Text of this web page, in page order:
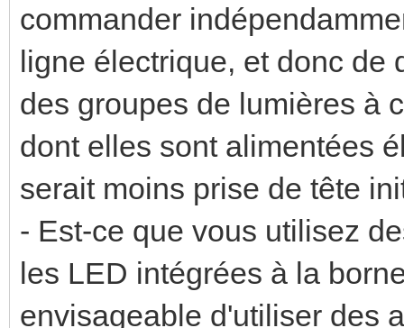
commander
ligne électrique, et donc de
des groupes de lumières à
dont elles sont alimentées
serait moins prise de tête
- Est-ce que vous utilisez
les LED intégrées à la
envisageable d'utiliser des